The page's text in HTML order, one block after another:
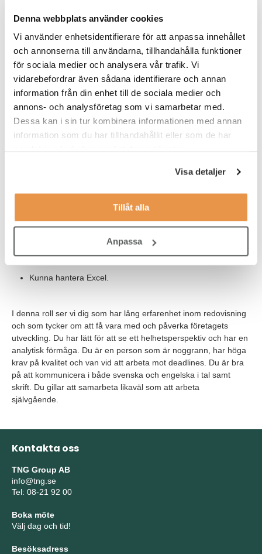
Denna webbplats använder cookies
Vi använder enhetsidentifierare för att anpassa innehållet
och annonserna till användarna, tillhandahålla funktioner
för sociala medier och analysera vår trafik. Vi
vidarebefordrar även sådana identifierare och annan
information från din enhet till de sociala medier och
annons- och analysföretag som vi samarbetar med.
Dessa kan i sin tur kombinera informationen med annan
information som du har tillhandahållit eller som de har
Visa detaljer
Tillåt alla
Anpassa
påverka den framtida ekonomiavdelningen.
Ekonomiavdelningen finns idag i Kista men kommer flytta till
Göteborg, Västra Frölunda. Arbetstiderna kommer vara
kontorstider och du kommer rapportera till Ekonomichefen för
de nordiska länderna. Tjänsten är ett konsultuppdrag på heltid
som pågår fram till mars, dock finns det goda möjligheter till
förlängning. Uppdraget ingår i vår konsultverksamhet där du blir
Givetvis omfattas du av kollektivavtal, försäkringar och våra
andra förmåner.
En relevant universitetsutbildning inom redovisning eller
Många års erfarenhet inom redovisning.
Goda kunskaper inom redovisning
Kunna hantera Excel.
I denna roll ser vi dig som har lång erfarenhet inom redovisning
och som tycker om att få vara med och påverka företagets
utveckling. Du har lätt för att se ett helhetsperspektiv och har en
analytisk förmåga. Du är en person som är noggrann, har höga
krav på kvalitet och van vid att arbeta mot deadlines. Du är bra
på att kommunicera i både svenska och engelska i tal samt
skrift. Du gillar att samarbeta likaväl som att arbeta
självgående.
Kontakta oss
TNG Group AB
info@tng.se
Tel: 08-21 92 00
Boka möte
Välj dag och tid!
Besöksadress